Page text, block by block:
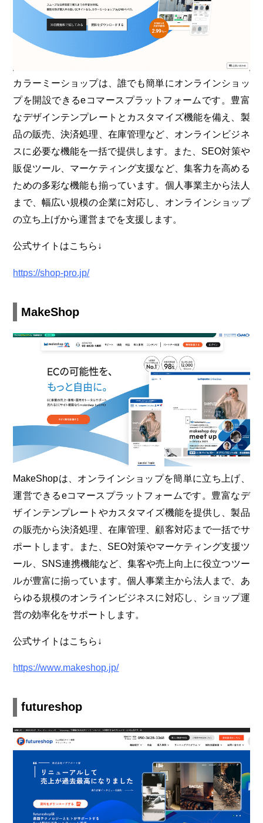
カラーミーショップは、誰でも簡単にオンラインショッ
プを開設できるeコマースプラットフォームです。豊富
なデザインテンプレートとカスタマイズ機能を備え、製
品の販売、決済処理、在庫管理など、オンラインビジネ
スに必要な機能を一括で提供します。また、SEO対策や
販促ツール、マーケティング支援など、集客力を高める
ための多彩な機能も揃っています。個人事業主から法人
まで、幅広い規模の企業に対応し、オンラインショップ
の立ち上げから運営までを支援します。
公式サイトはこちら↓
https://shop-pro.jp/
MakeShop
MakeShopは、オンラインショップを簡単に立ち上げ、
運営できるeコマースプラットフォームです。豊富なデ
ザインテンプレートやカスタマイズ機能を提供し、製品
の販売から決済処理、在庫管理、顧客対応まで一括でサ
ポートします。また、SEO対策やマーケティング支援ツ
ール、SNS連携機能など、集客や売上向上に役立つツー
ルが豊富に揃っています。個人事業主から法人まで、あ
らゆる規模のオンラインビジネスに対応し、ショップ運
営の効率化をサポートします。
公式サイトはこちら↓
https://www.makeshop.jp/
futureshop